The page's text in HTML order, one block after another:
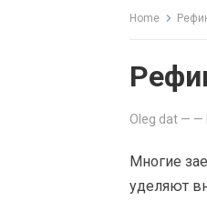
Home
Oleg dat — —
Многие
уделяют